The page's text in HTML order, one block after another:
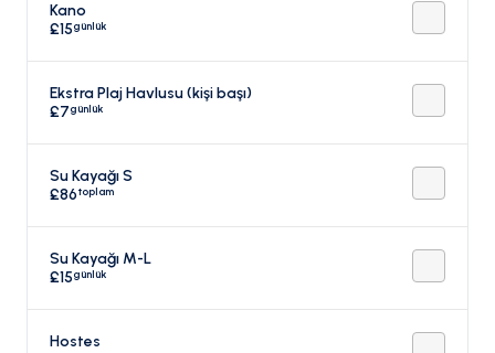
Kano
£15günlük
Ekstra Plaj Havlusu (kişi başı)
£7günlük
Su Kayağı S
£86toplam
Su Kayağı M-L
£15günlük
Hostes